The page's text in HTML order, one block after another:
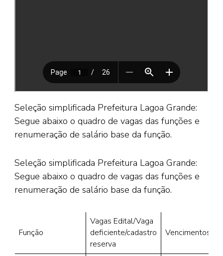
Seleção simplificada Prefeitura Lagoa Grande:
Segue abaixo o quadro de vagas das funções e
renumeração de salário base da função.
Seleção simplificada Prefeitura Lagoa Grande:
Segue abaixo o quadro de vagas das funções e
renumeração de salário base da função.
Função
Vagas Edital/Vaga
deficiente/cadastro
reserva
Vencimentos